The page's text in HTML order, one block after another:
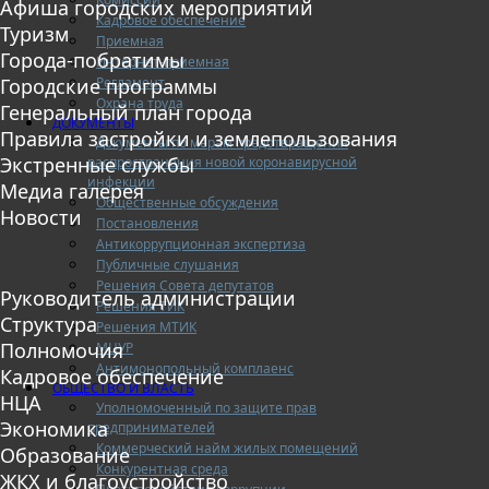
Кадровое обеспечение
Приемная
Интернет-приемная
Регламент
Охрана труда
ДОКУМЕНТЫ
Документы по мерам предотвращения
распространения новой коронавирусной
инфекции
Общественные обсуждения
Постановления
Антикоррупционная экспертиза
Публичные слушания
Решения Совета депутатов
Решения ТИК
Решения МТИК
МЦУР
Антимонопольный комплаенс
ОБЩЕСТВО И ВЛАСТЬ
Уполномоченный по защите прав
предпринимателей
Коммерческий найм жилых помещений
Конкурентная среда
Афиша городских мероприятий
Туризм
Города-побратимы
Городские программы
Генеральный план города
Правила застройки и землепользования
Экстренные службы
Медиа галерея
Новости
Руководитель администрации
Структура
Полномочия
Кадровое обеспечение
НЦА
Экономика
Образование
ЖКХ и благоустройство